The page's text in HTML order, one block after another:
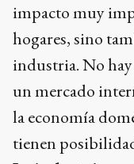
industria. No hay
un mercado
la economía
tienen
La industria
extinción”